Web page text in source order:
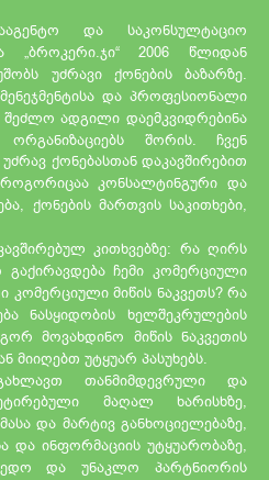
და საკონსულტაციო
„ბროკერი.ჯი“ 2006 წლიდან
უძრავი ქონების ბაზარზე.
და პროფესიონალი
შეძლო ადგილი დაემკვიდრებინა
შორის. ჩვენ
ქონებასთან დაკავშირებით
კონსალტინგური და
ქონების მართვის საკითხები,
კითხვებზე: რა ღირს
ჩემი კომერციული
მიწის ნაკვეთს? რა
ნასყიდობის ხელშეკრულების
მოვახდინო მიწის ნაკვეთის
მიიღებთ უტყუარ პასუხებს.
თანმიმდევრული და
მაღალ ხარისხზე,
და მარტივ განხოციელებაზე,
და ინფორმაციის უტყუარობაზე,
და უნაკლო პარტნიორის